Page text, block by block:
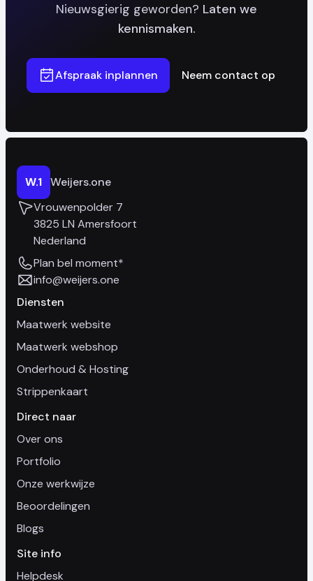
Nieuwsgierig geworden? Laten we
kennismaken.
Afspraak inplannen Neem contact op
W.1 Weijers.one
Vrouwenpolder 7
3825 LN Amersfoort
Nederland
Plan bel moment*
info@weijers.one
Diensten
Maatwerk website
Maatwerk webshop
Onderhoud & Hosting
Strippenkaart
Direct naar
Over ons
Portfolio
Onze werkwijze
Beoordelingen
Blogs
Site info
Helpdesk